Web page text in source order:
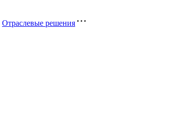
Отраслевые решения